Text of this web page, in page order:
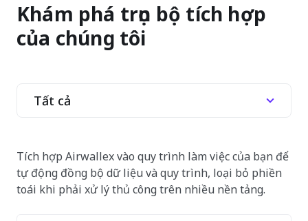
Khám phá trọn bộ tích hợp
của chúng tôi
Tất cả
Tích hợp Airwallex vào quy trình làm việc của bạn để
tự động đồng bộ dữ liệu và quy trình, loại bỏ phiền
toái khi phải xử lý thủ công trên nhiều nền tảng.